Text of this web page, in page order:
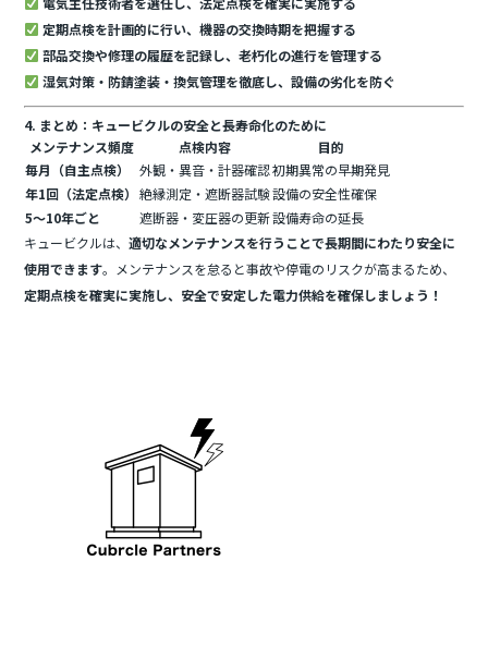
定期点検を計画的に行い、機器の交換時期を把握する
部品交換や修理の履歴を記録し、老朽化の進行を管理する
湿気対策・防錆塗装・換気管理を徹底し、設備の劣化を防ぐ
4. まとめ：キュービクルの安全と長寿命化のために
メンテナンス頻度
点検内容
目的
毎月（自主点検）
外観・異音・計器確認初期異常の早期発見
年1回（法定点検）
絶縁測定・遮断器試験設備の安全性確保
5～10年ごと
遮断器・変圧器の更新設備寿命の延長
キュービクルは、適切なメンテナンスを行うことで長期間にわたり安全に
使用できます。メンテナンスを怠ると事故や停電のリスクが高まるため、
定期点検を確実に実施し、安全で安定した電力供給を確保しましょう！